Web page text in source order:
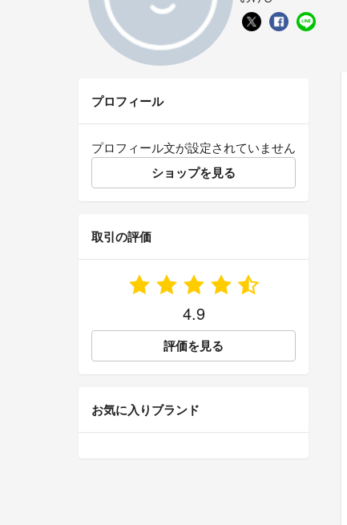
プロフィール
プロフィール文が設定されていません
ショップを見る
取引の評価
4.9
評価を見る
お気に入りブランド